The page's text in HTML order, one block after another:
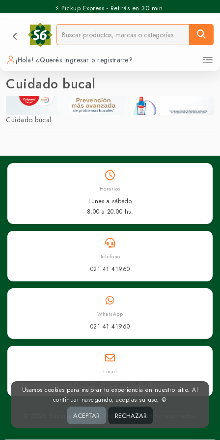
⚡️ Pickup Express - Retirás en 30 min.
¡Hola! ¿Querés ingresar o registrarte?
Cuidado bucal
Cuidado bucal
Horarios
Lunes a sábado
8:00 a 20:00 hs.
Teléfono
021 41 41960
WhatsApp
021 41 41960
Email
superseis@superseis.com.py
© 2026 Superseis Online. Todos los derechos reservados.
Usamos cookies para mejorar tu experiencia en nuestro sitio. Al
continuar navegando, aceptas su uso. 🍪
ACEPTAR RECHAZAR